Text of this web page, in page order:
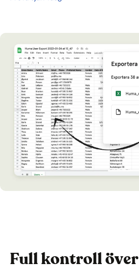
Full kontroll över